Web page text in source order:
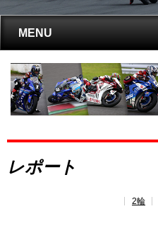
MENU
トップ
全日本ロードレース選手権
レポート
速報
レポート
2輪